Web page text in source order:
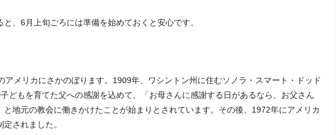
、6月上旬ごろには準備を始めておくと安心です。
アメリカにさかのぼります。1909年、ワシントン州に住むソノラ・スマート・ドッド
どもを育てた父への感謝を込めて、「お母さんに感謝する日があるなら、お父さん
地元の教会に働きかけたことが始まりとされています。その後、1972年にアメリカ
されました。